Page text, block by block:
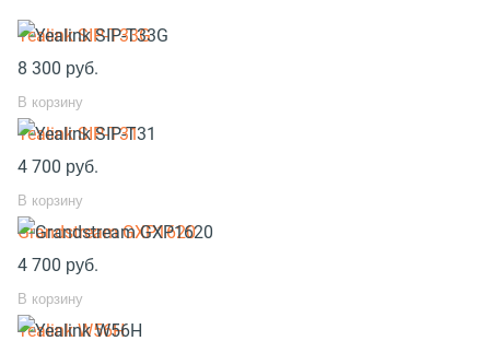
Yealink SIP-T33G
8 300 руб.
В корзину
Yealink SIP-T31
4 700 руб.
В корзину
Grandstream GXP1620
4 700 руб.
В корзину
Yealink W56H